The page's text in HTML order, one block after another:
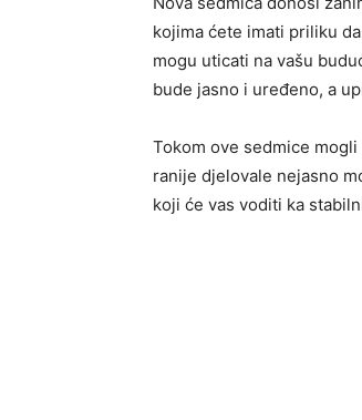
kojima ćete imati priliku
mogu uticati na vašu
bude jasno i uređeno, a
Tokom ove sedmice
ranije djelovale nejasno
koji će vas voditi ka